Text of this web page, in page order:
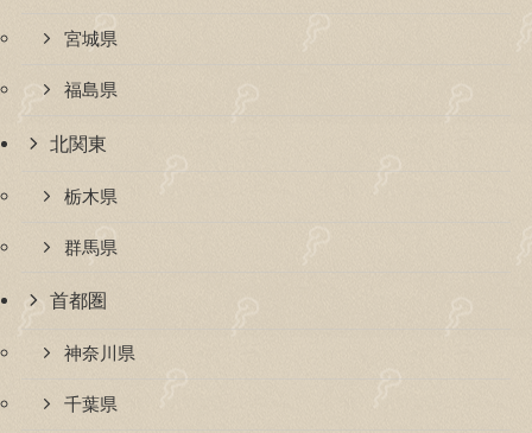
宮城県
福島県
北関東
栃木県
群馬県
首都圏
神奈川県
千葉県